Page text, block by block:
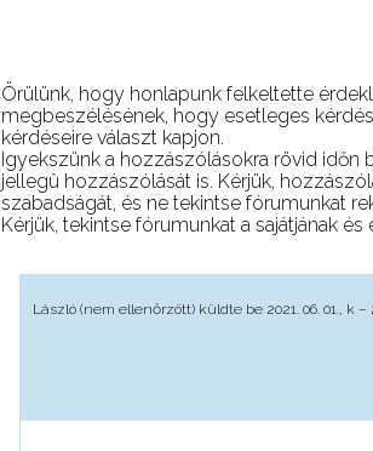
Örülünk, hogy honlapunk felkeltette
megbeszélésének, hogy esetleges
kérdéseire választ kapjon.
Igyekszünk a hozzászólásokra rövid időn
jellegû hozzászólását is. Kérjük,
szabadságát, és ne tekintse fórumunkat
Kérjük, tekintse fórumunkat a sajátjának
László (nem ellenőrzött)küldte be 2021. 06. 01., k